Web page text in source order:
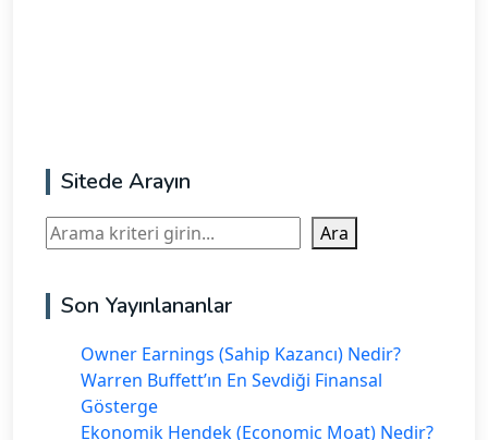
Sitede Arayın
Ara Ara
Son Yayınlananlar
Owner Earnings (Sahip Kazancı) Nedir?
Warren Buffett’ın En Sevdiği Finansal
Gösterge
Ekonomik Hendek (Economic Moat) Nedir?